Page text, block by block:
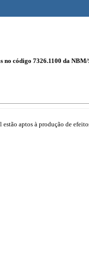
no código 7326.1100 da NBM/
aptos à produção de